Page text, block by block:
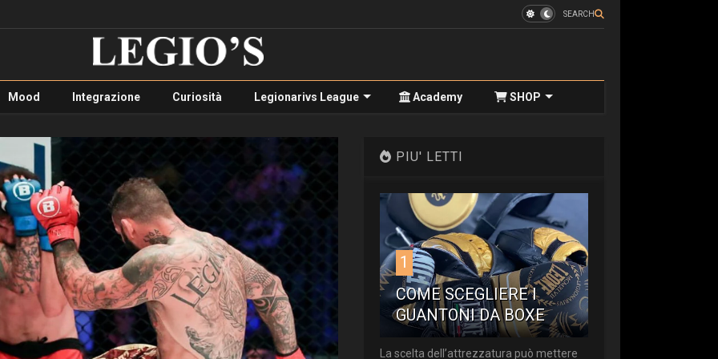
SEARCH
Mood Integrazione Curiosità Legionarivs League Academy SHOP
PIU' LETTI
1
COME SCEGLIERE I
GUANTONI DA BOXE
La scelta dell’attrezzatura può mettere